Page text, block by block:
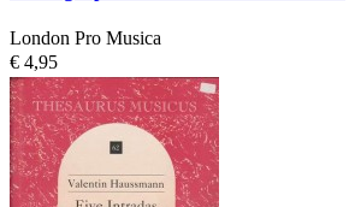
London Pro Musica
€ 4,95